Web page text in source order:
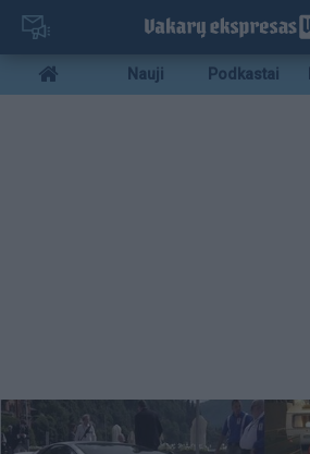
Pereiti
pagrindinį
turinį
Mobile
menu
Nauji Podkastai